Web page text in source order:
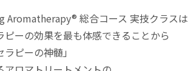
Aromatherapy®︎ 総合コース 実技クラスは
ピーの効果を最も体感できることから
ラピーの神髄」